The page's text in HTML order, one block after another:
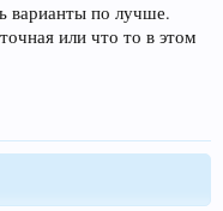
варианты по лучше.
или что то в этом